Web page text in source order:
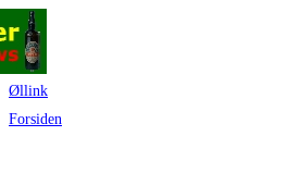
Øllink
Forsiden